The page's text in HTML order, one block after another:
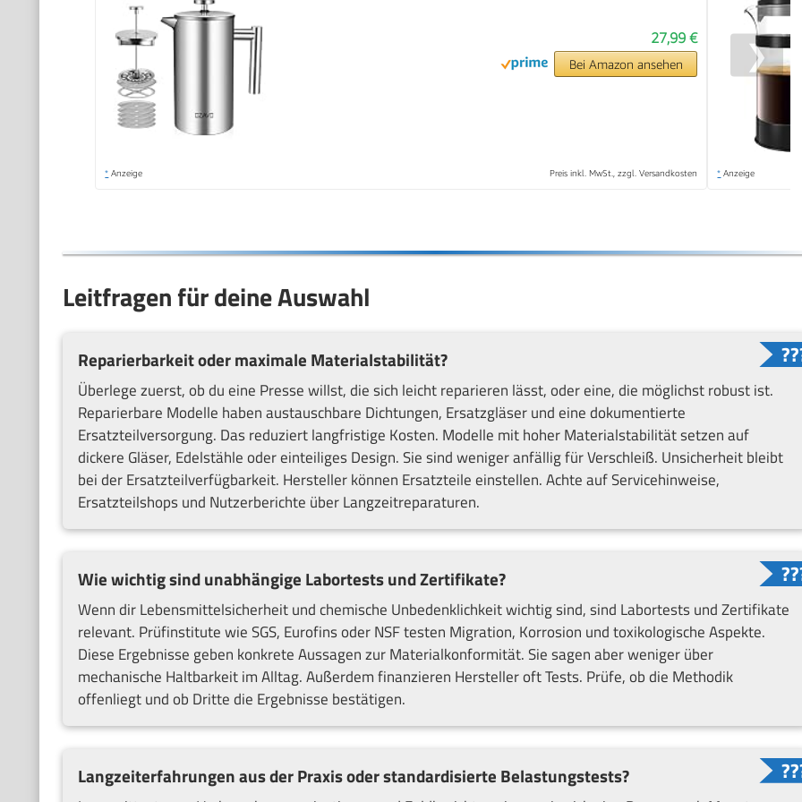
27,99 €
Bei Amazon ansehen
* Anzeige Preis inkl. MwSt., zzgl. Versandkosten * Anzeige
❯
Leitfragen für deine Auswahl
Reparierbarkeit oder maximale Materialstabilität?
Überlege zuerst, ob du eine Presse willst, die sich leicht reparieren lässt, oder eine, die möglichst robust ist.
Reparierbare Modelle haben austauschbare Dichtungen, Ersatzgläser und eine dokumentierte
Ersatzteilversorgung. Das reduziert langfristige Kosten. Modelle mit hoher Materialstabilität setzen auf
dickere Gläser, Edelstähle oder einteiliges Design. Sie sind weniger anfällig für Verschleiß. Unsicherheit bleibt
bei der Ersatzteilverfügbarkeit. Hersteller können Ersatzteile einstellen. Achte auf Servicehinweise,
Ersatzteilshops und Nutzerberichte über Langzeitreparaturen.
Wie wichtig sind unabhängige Labortests und Zertifikate?
Wenn dir Lebensmittelsicherheit und chemische Unbedenklichkeit wichtig sind, sind Labortests und Zertifikate
relevant. Prüfinstitute wie SGS, Eurofins oder NSF testen Migration, Korrosion und toxikologische Aspekte.
Diese Ergebnisse geben konkrete Aussagen zur Materialkonformität. Sie sagen aber weniger über
mechanische Haltbarkeit im Alltag. Außerdem finanzieren Hersteller oft Tests. Prüfe, ob die Methodik
offenliegt und ob Dritte die Ergebnisse bestätigen.
Langzeiterfahrungen aus der Praxis oder standardisierte Belastungstests?